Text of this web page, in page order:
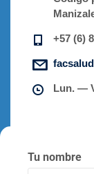
+57 (6)
Lun. —
Tu nombre